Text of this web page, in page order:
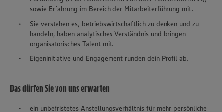
sowie Erfahrung im Bereich der Mitarbeiterführung mit.
Sie verstehen es, betriebswirtschaftlich zu denken und zu
handeln, haben analytisches Verständnis und bringen
organisatorisches Talent mit.
Eigeninitiative und Engagement runden dein Profil ab.
Das dürfen Sie von uns erwarten
ein unbefristetes Anstellungsverhältnis für mehr persönliche